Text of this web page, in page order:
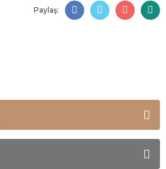
Paylaş: